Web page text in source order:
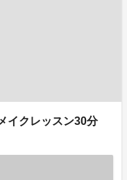
イクレッスン30分